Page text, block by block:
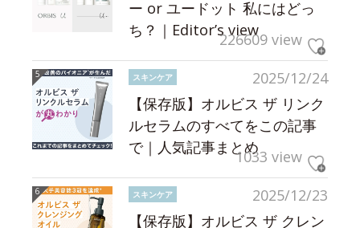
ー or ユードット 私にはどっ
ち？｜Editor’s view226609 view
2025/12/24
スキンケア
【保存版】オルビス ザ リンク
ルセラムのすべてをこの記事
で｜人気記事まとめ1033 view
2025/12/23
スキンケア
【保存版】オルビス ザ クレン